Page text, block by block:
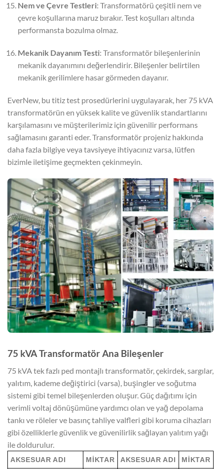
Nem ve Çevre Testleri: Transformatörü çeşitli nem ve
çevre koşullarına maruz bırakır. Test koşulları altında
performansta bozulma olmaz.
Mekanik Dayanım Testi: Transformatör bileşenlerinin
mekanik dayanımını değerlendirir. Bileşenler belirtilen
mekanik gerilimlere hasar görmeden dayanır.
EverNew, bu titiz test prosedürlerini uygulayarak, her 75 kVA
transformatörün en yüksek kalite ve güvenlik standartlarını
karşılamasını ve müşterilerimiz için güvenilir performans
sağlamasını garanti eder. Transformatör projeniz hakkında
daha fazla bilgiye veya tavsiyeye ihtiyacınız varsa, lütfen
bizimle iletişime geçmekten çekinmeyin.
75 kVA TransformatörAna Bileşenler
75 kVA tek fazlı ped montajlı transformatör, çekirdek, sargılar,
yalıtım, kademe değiştirici (varsa), buşingler ve soğutma
sistemi gibi temel bileşenlerden oluşur. Güç dağıtımı için
verimli voltaj dönüşümüne yardımcı olan ve yağ depolama
tankı ve röleler ve basınç tahliye valfleri gibi koruma cihazları
gibi özelliklerle güvenlik ve güvenilirlik sağlayan yalıtım yağı
ile doldurulur.
AKSESUAR ADI MIKTAR AKSESUAR ADI MIKTAR